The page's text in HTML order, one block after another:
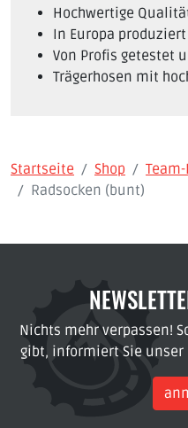
Hochwertige
In Europa
Von Profis getestet
Trägerhosen mit
Startseite Shop
Radsocken (bunt)
Nichts mehr verpassen!
gibt, informiert Sie unser